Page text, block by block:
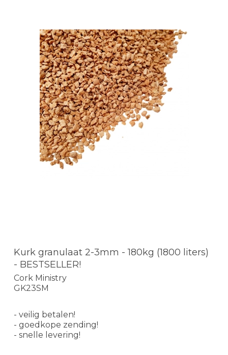
Kurk granulaat 2-3mm - 180kg (1800 liters)
- BESTSELLER!
Cork Ministry
GK23SM
- veilig betalen!
- goedkope zending!
- snelle levering!